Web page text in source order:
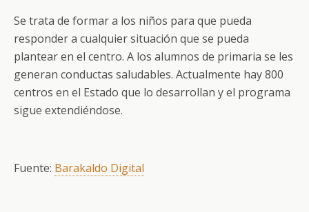
Se trata de formar a los niños para que pueda
responder a cualquier situación que se pueda
plantear en el centro. A los alumnos de primaria se les
generan conductas saludables. Actualmente hay 800
centros en el Estado que lo desarrollan y el programa
sigue extendiéndose.
Fuente: Barakaldo Digital